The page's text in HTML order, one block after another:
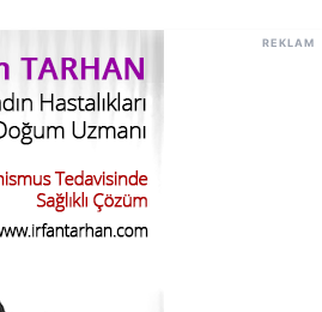
REKLAM